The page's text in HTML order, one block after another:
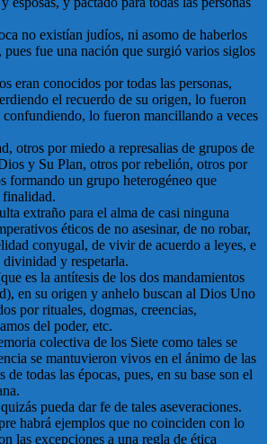
no existían judíos, ni asomo de haberlos
fue una nación que surgió varios siglos
eran conocidos por todas las personas,
el recuerdo de su origen, lo fueron
lo fueron mancillando a veces
otros por miedo a represalias de grupos de
y Su Plan, otros por rebelión, otros por
formando un grupo heterogéneo que
finalidad.
extraño para el alma de casi ninguna
éticos de no asesinar, de no robar,
conyugal, de vivir de acuerdo a leyes, e
y respetarla.
es la antítesis de los dos mandamientos
en su origen y anhelo buscan al Dios Uno
por rituales, dogmas, creencias,
del poder, etc.
colectiva de los Siete como tales se
se mantuvieron vivos en el ánimo de las
todas las épocas, pues, en su base son el
pueda dar fe de tales aseveraciones.
habrá ejemplos que no coinciden con lo
las excepciones a una regla de ética